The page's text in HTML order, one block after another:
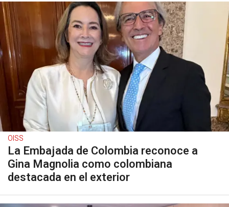
OISS
La Embajada de Colombia reconoce a
Gina Magnolia como colombiana
destacada en el exterior